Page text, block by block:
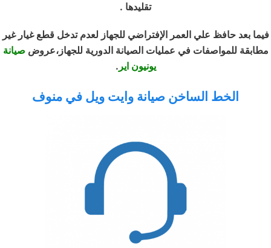
تقليدها .
فيما بعد حافظ علي العمر الإفتراضي للجهاز لعدم تدخل قطع غيار غير
مطابقة للمواصفات في عمليات الصيانة الدورية للجهاز،عروض صيانة
يونيون اير .
الخط الساخن صيانة وايت ويل في منوف